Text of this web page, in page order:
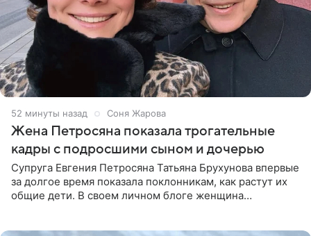
52 минуты назад Соня Жарова
Жена Петросяна показала трогательные
кадры с подросшими сыном и дочерью
Супруга Евгения Петросяна Татьяна Брухунова впервые
за долгое время показала поклонникам, как растут их
общие дети. В своем личном блоге женщина